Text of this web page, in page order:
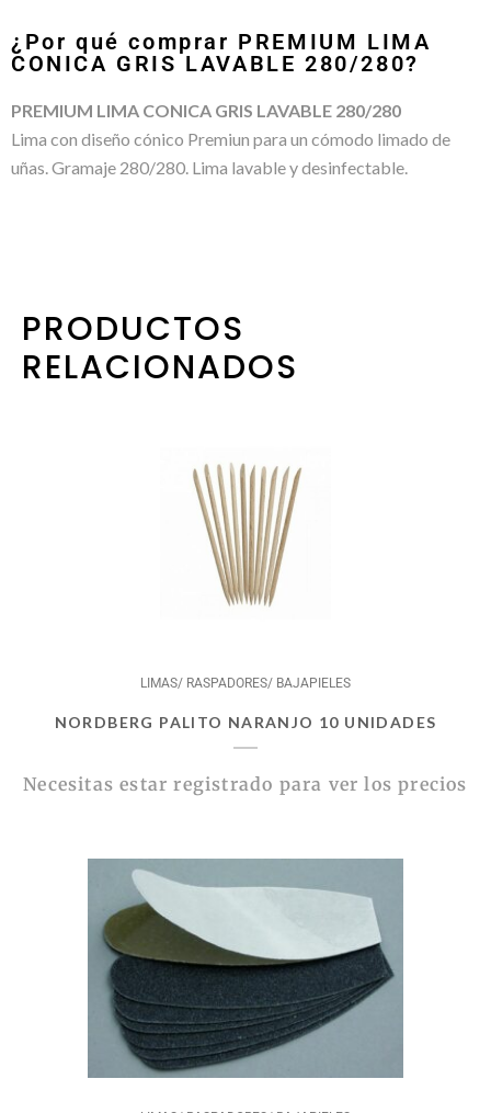
¿Por qué comprar PREMIUM LIMA
CONICA GRIS LAVABLE 280/280?
PREMIUM LIMA CONICA GRIS LAVABLE 280/280
Lima con diseño cónico Premiun para un cómodo limado de
uñas. Gramaje 280/280. Lima lavable y desinfectable.
PRODUCTOS
RELACIONADOS
LIMAS/ RASPADORES/ BAJAPIELES
NORDBERG PALITO NARANJO 10 UNIDADES
Necesitas estar registrado para ver los precios